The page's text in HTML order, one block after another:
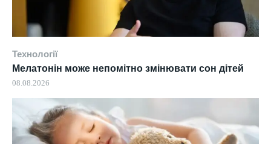
Технології
Мелатонін може непомітно змінювати сон дітей
08.08.2026